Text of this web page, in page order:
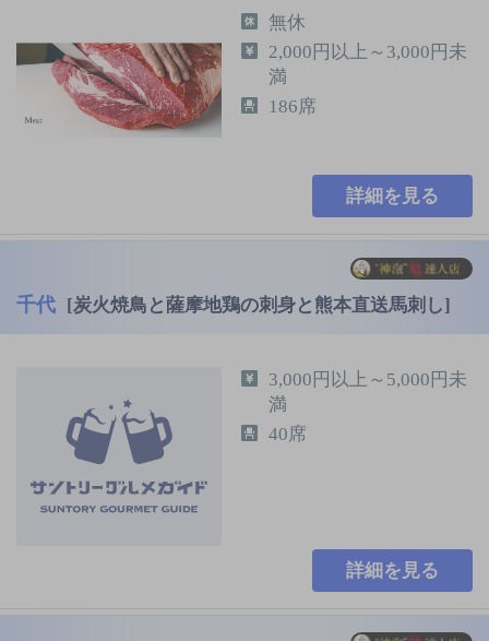
無休
2,000円以上～3,000円未
満
186席
詳細を見る
千代 [炭火焼鳥と薩摩地鶏の刺身と熊本直送馬刺し]
3,000円以上～5,000円未
満
40席
詳細を見る